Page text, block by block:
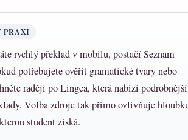
PRAXI
rychlý překlad v mobilu, postačí Seznam
potřebujete ověřit gramatické tvary nebo
raději po Lingea, která nabízí podrobnější
Volba zdroje tak přímo ovlivňuje
student získá.